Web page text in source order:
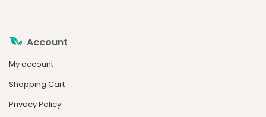
Account
My account
Shopping Cart
Privacy Policy